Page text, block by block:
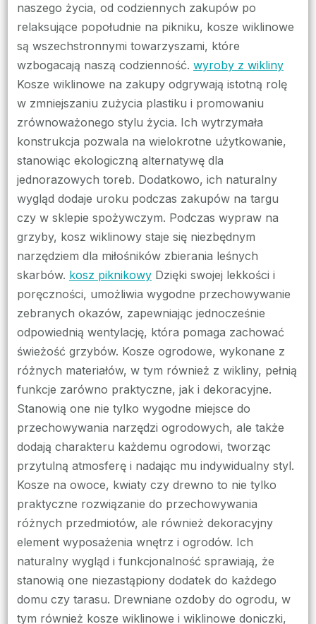
naszego życia, od codziennych zakupów po
relaksujące popołudnie na pikniku, kosze wiklinowe
są wszechstronnymi towarzyszami, które
wzbogacają naszą codzienność. wyroby z wikliny
Kosze wiklinowe na zakupy odgrywają istotną rolę
w zmniejszaniu zużycia plastiku i promowaniu
zrównoważonego stylu życia. Ich wytrzymała
konstrukcja pozwala na wielokrotne użytkowanie,
stanowiąc ekologiczną alternatywę dla
jednorazowych toreb. Dodatkowo, ich naturalny
wygląd dodaje uroku podczas zakupów na targu
czy w sklepie spożywczym. Podczas wypraw na
grzyby, kosz wiklinowy staje się niezbędnym
narzędziem dla miłośników zbierania leśnych
skarbów. kosz piknikowyDzięki swojej lekkości i
poręczności, umożliwia wygodne przechowywanie
zebranych okazów, zapewniając jednocześnie
odpowiednią wentylację, która pomaga zachować
świeżość grzybów. Kosze ogrodowe, wykonane z
różnych materiałów, w tym również z wikliny, pełnią
funkcje zarówno praktyczne, jak i dekoracyjne.
Stanowią one nie tylko wygodne miejsce do
przechowywania narzędzi ogrodowych, ale także
dodają charakteru każdemu ogrodowi, tworząc
przytulną atmosferę i nadając mu indywidualny styl.
Kosze na owoce, kwiaty czy drewno to nie tylko
praktyczne rozwiązanie do przechowywania
różnych przedmiotów, ale również dekoracyjny
element wyposażenia wnętrz i ogrodów. Ich
naturalny wygląd i funkcjonalność sprawiają, że
stanowią one niezastąpiony dodatek do każdego
domu czy tarasu. Drewniane ozdoby do ogrodu, w
tym również kosze wiklinowe i wiklinowe doniczki,